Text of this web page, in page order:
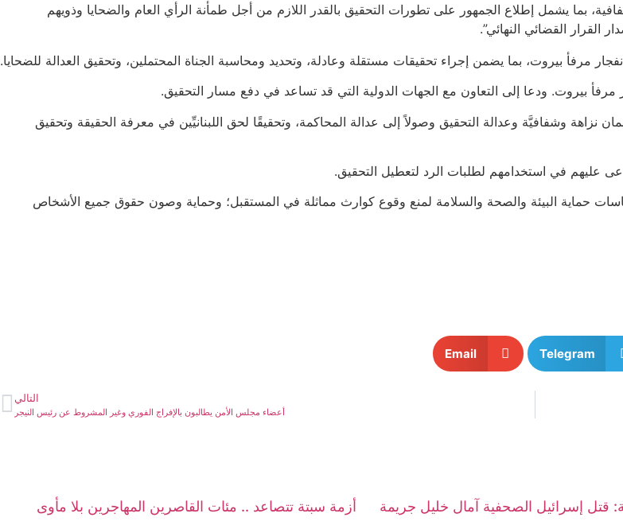
بما يشمل إطلاع الجمهور على تطورات التحقيق بالقدر اللازم من أجل طمأنة الرأي العام والضحايا وذويهم
القضائي النهائي”.
بيروت، بما يضمن إجراء تحقيقات مستقلة وعادلة، وتحديد ومحاسبة الجناة المحتملين، وتحقيق العدالة للضحايا.
بيروت. ودعا إلى التعاون مع الجهات الدولية التي قد تساعد في دفع مسار التحقيق.
نزاهة وشفافيَّة وعدالة التحقيق وصولاً إلى عدالة المحاكمة، وتحقيقًا لحق اللبنانيِّين في معرفة الحقيقة وتحقيق
عليهم في استخدامهم لطلبات الرد لتعطيل التحقيق.
سياسات حماية البيئة والصحة والسلامة لمنع وقوع كوارث مماثلة في المستقبل؛ وحماية وصون حقوق جميع الأشخاص
Telegram
Email
التالي
أعضاء مجلس الأمن يطالبون بالإفراج الفوري وغير المشروط عن رئيس النيجر
قتل إسرائيل الصحفية آمال خليل جريمة
أزمة سبتة تتصاعد .. مئات القاصرين المهاجرين بلا مأوى